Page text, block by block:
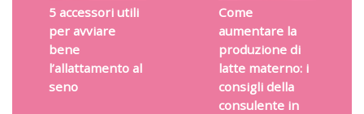
5 accessori utili
per avviare
bene
l’allattamento al
seno
Come
aumentare la
produzione di
latte materno: i
consigli della
consulente in